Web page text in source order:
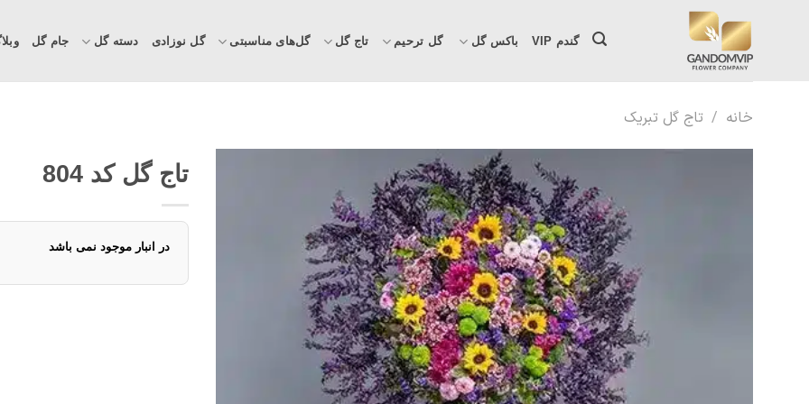
گندم VIP باکس گل گل ترحیم تاج گل گل‌های مناسبتی گل نوزادی دسته گل جام گل
خانه / تاج گل تبریک
تاج گل کد 804
در انبار موجود نمی باشد